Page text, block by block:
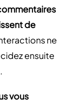
de
ne
ensuite
vous